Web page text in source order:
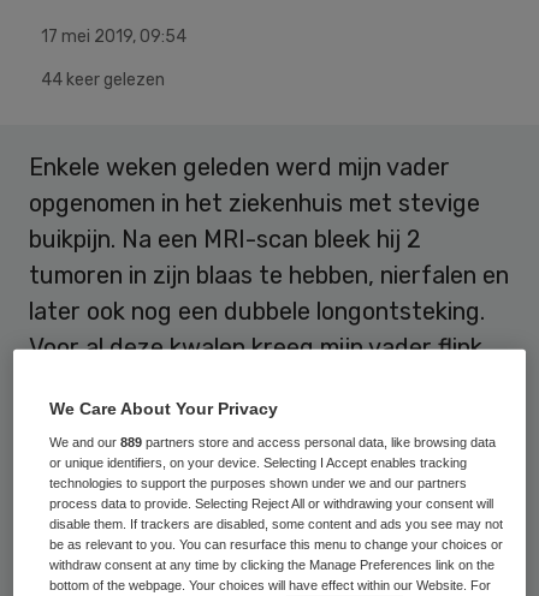
17 mei 2019, 09:54
44 keer gelezen
Enkele weken geleden werd mijn vader
opgenomen in het ziekenhuis met stevige
buikpijn. Na een MRI-scan bleek hij 2
tumoren in zijn blaas te hebben, nierfalen en
later ook nog een dubbele longontsteking.
Voor al deze kwalen kreeg mijn vader flink
meer dan een paracetamolletje in zijn leven
heeft geslikt. Ik had van tevoren nooit
kunnen bedenken wat er die avond op me
af zou komen, en welke beslissing ik, totaal
onvoorbereid, zou moeten nemen.
We Care About Your Privacy
We and our889 partners store and access personal data, like browsing data
or unique identifiers, on your device. Selecting I Accept enables tracking
technologies to support the purposes shown under we and our partners
process data to provide. Selecting Reject All or withdrawing your consent will
disable them. If trackers are disabled, some content and ads you see may not
be as relevant to you. You can resurface this menu to change your choices or
withdraw consent at any time by clicking the Manage Preferences link on the
bottom of the webpage. Your choices will have effect within our Website. For